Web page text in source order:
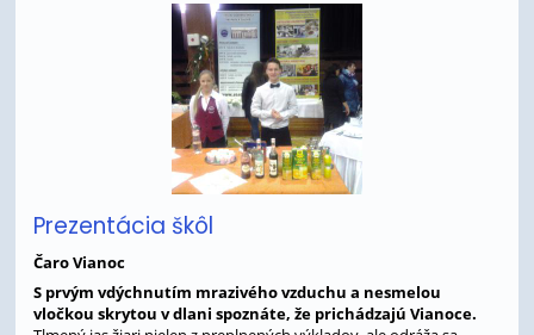
Prezentácia škôl
Čaro Vianoc
S prvým vdýchnutím mrazivého vzduchu a nesmelou
vločkou skrytou v dlani spoznáte, že prichádzajú Vianoce.